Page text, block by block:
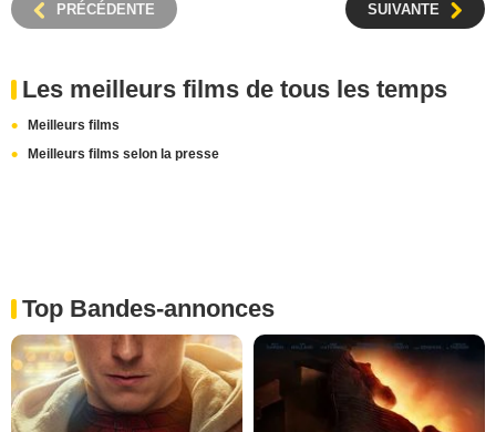
PRÉCÉDENTE SUIVANTE
Les meilleurs films de tous les temps
Meilleurs films
Meilleurs films selon la presse
Top Bandes-annonces